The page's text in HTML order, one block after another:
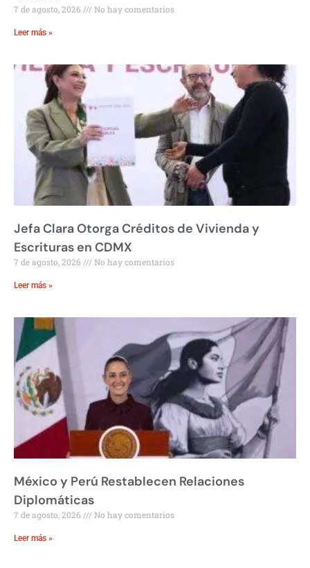
7 de agosto, 2026 No hay comentarios
Leer más »
Jefa Clara Otorga Créditos de Vivienda y
Escrituras en CDMX
7 de agosto, 2026 No hay comentarios
Leer más »
México y Perú Restablecen Relaciones
Diplomáticas
7 de agosto, 2026 No hay comentarios
Leer más »